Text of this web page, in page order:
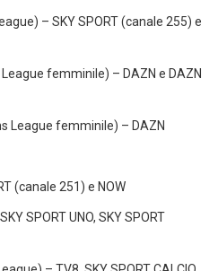
– SKY SPORT (canale 255) e
femminile) – DAZN e DAZN
League femminile) – DAZN
(canale 251) e NOW
SPORT UNO, SKY SPORT